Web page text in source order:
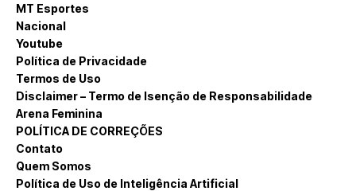
MT Esportes
Nacional
Youtube
Política de Privacidade
Termos de Uso
Disclaimer – Termo de Isenção de Responsabilidade
Arena Feminina
POLÍTICA DE CORREÇÕES
Contato
Quem Somos
Política de Uso de Inteligência Artificial